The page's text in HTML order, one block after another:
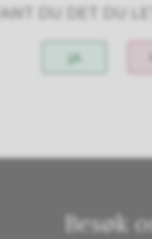
FANT DU DET DU
JA
Besøk